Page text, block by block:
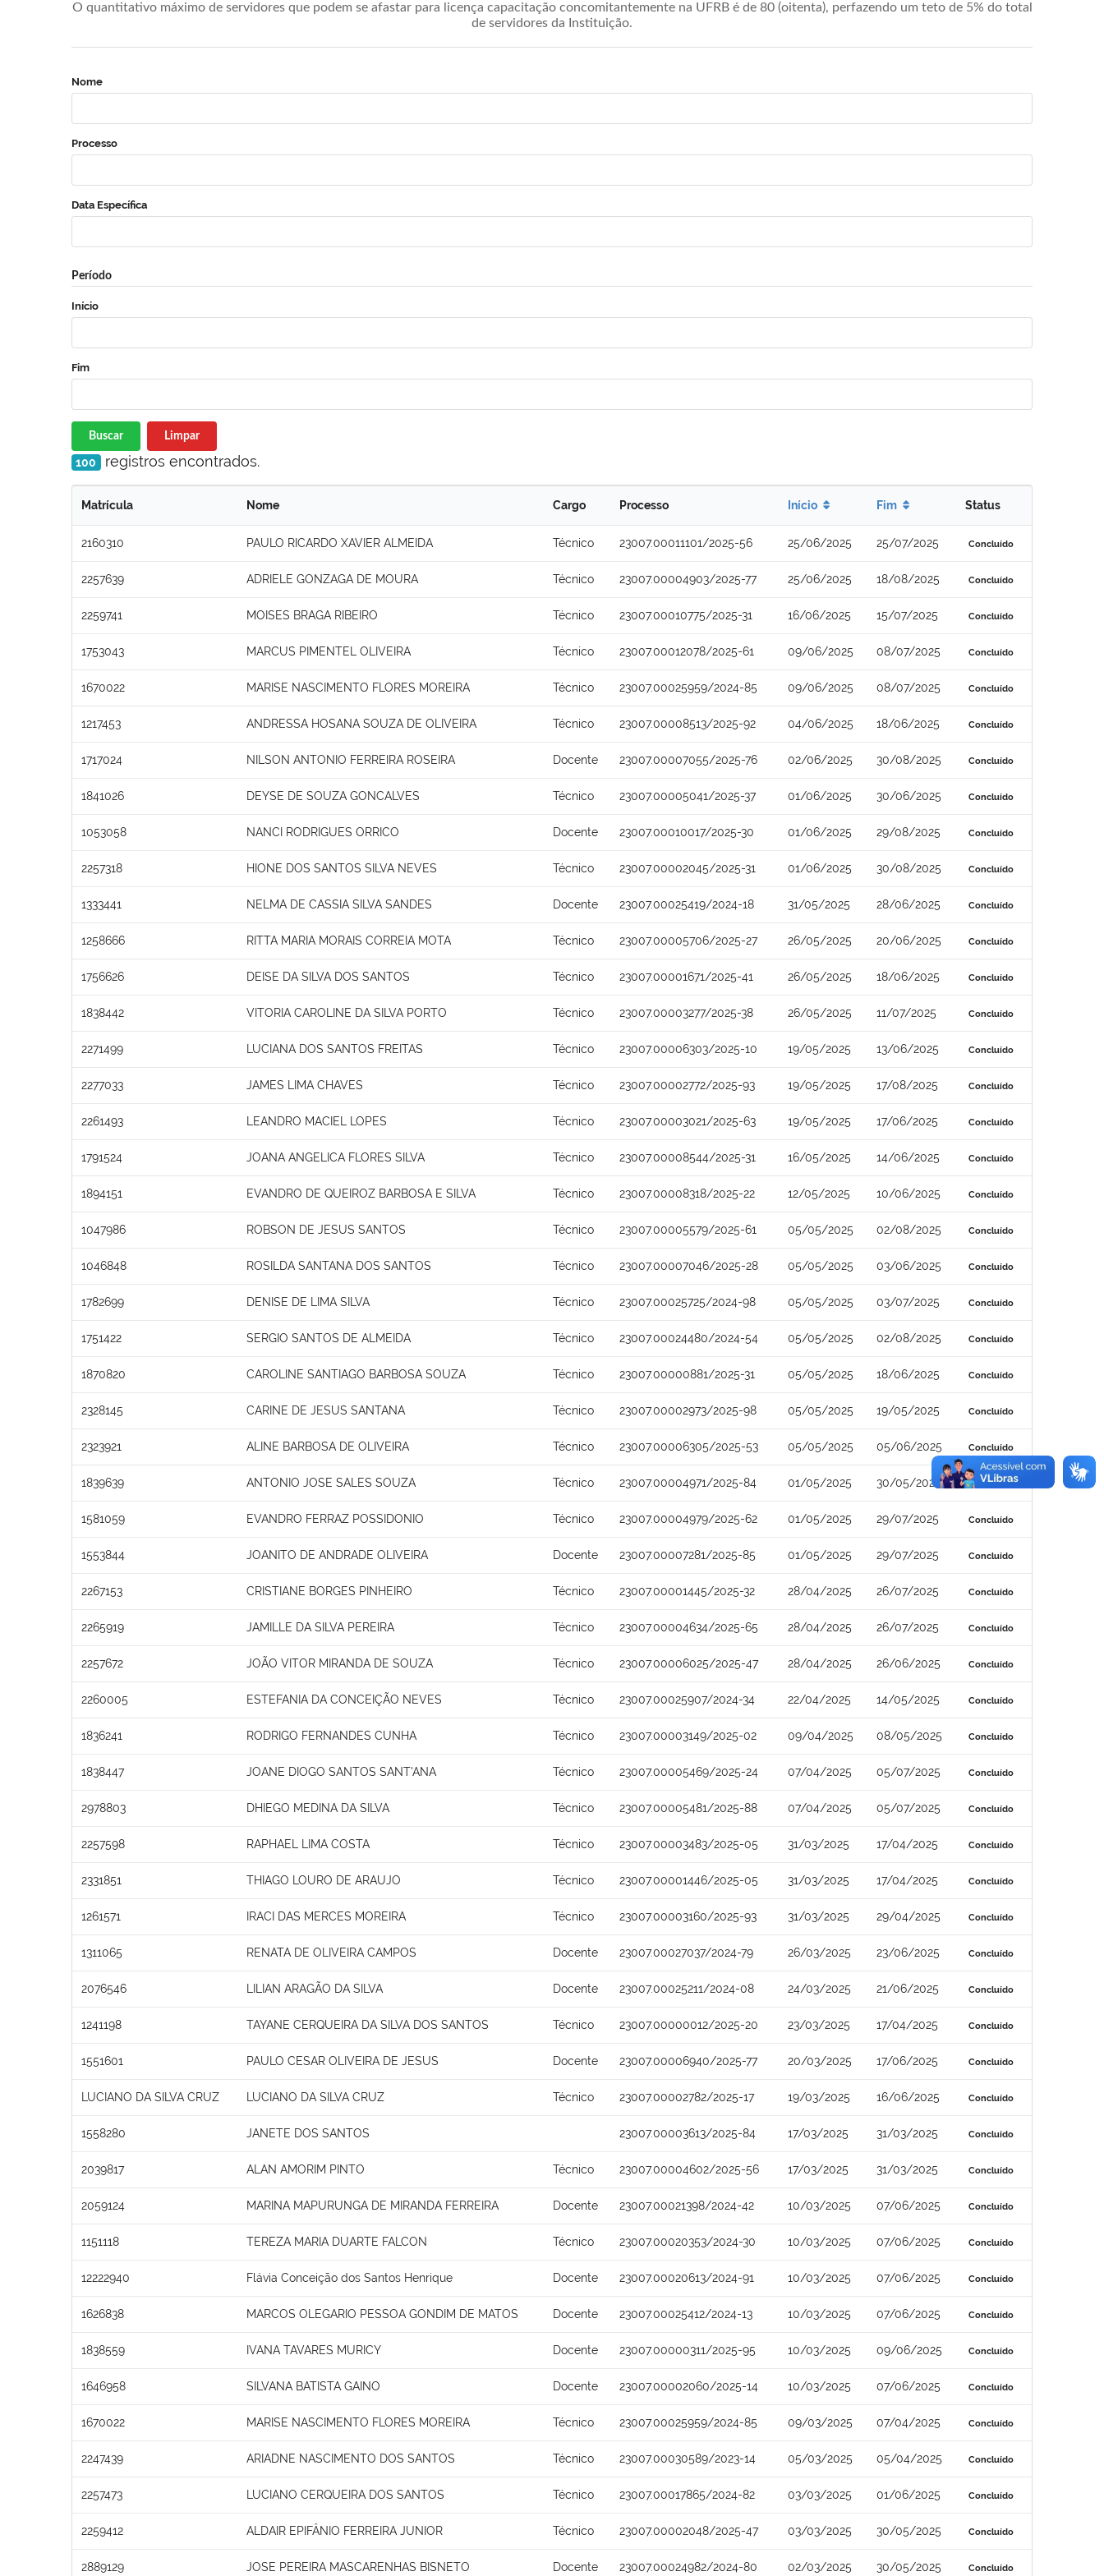
O quantitativo máximo de servidores que podem se afastar para licença capacitação concomitantemente na UFRB é de 80 (oitenta), perfazendo um teto de 5% do total
de servidores da Instituição.
Nome
Processo
Data Específica
Período
Início
Fim
Buscar Limpar
100 registros encontrados.
Matrícula Nome Cargo Processo Início Fim Status
2160310 PAULO RICARDO XAVIER ALMEIDA Técnico 23007.00011101/2025-56 25/06/2025 25/07/2025 Concluído
2257639 ADRIELE GONZAGA DE MOURA Técnico 23007.00004903/2025-77 25/06/2025 18/08/2025 Concluído
2259741 MOISES BRAGA RIBEIRO Técnico 23007.00010775/2025-31 16/06/2025 15/07/2025 Concluído
1753043 MARCUS PIMENTEL OLIVEIRA Técnico 23007.00012078/2025-61 09/06/2025 08/07/2025 Concluído
1670022 MARISE NASCIMENTO FLORES MOREIRA Técnico 23007.00025959/2024-85 09/06/2025 08/07/2025 Concluído
1217453 ANDRESSA HOSANA SOUZA DE OLIVEIRA Técnico 23007.00008513/2025-92 04/06/2025 18/06/2025 Concluído
1717024 NILSON ANTONIO FERREIRA ROSEIRA Docente 23007.00007055/2025-76 02/06/2025 30/08/2025 Concluído
1841026 DEYSE DE SOUZA GONCALVES Técnico 23007.00005041/2025-37 01/06/2025 30/06/2025 Concluído
1053058 NANCI RODRIGUES ORRICO Docente 23007.00010017/2025-30 01/06/2025 29/08/2025 Concluído
2257318 HIONE DOS SANTOS SILVA NEVES Técnico 23007.00002045/2025-31 01/06/2025 30/08/2025 Concluído
1333441 NELMA DE CASSIA SILVA SANDES Docente 23007.00025419/2024-18 31/05/2025 28/06/2025 Concluído
1258666 RITTA MARIA MORAIS CORREIA MOTA Técnico 23007.00005706/2025-27 26/05/2025 20/06/2025 Concluído
1756626 DEISE DA SILVA DOS SANTOS Técnico 23007.00001671/2025-41 26/05/2025 18/06/2025 Concluído
1838442 VITORIA CAROLINE DA SILVA PORTO Técnico 23007.00003277/2025-38 26/05/2025 11/07/2025 Concluído
2271499 LUCIANA DOS SANTOS FREITAS Técnico 23007.00006303/2025-10 19/05/2025 13/06/2025 Concluído
2277033 JAMES LIMA CHAVES Técnico 23007.00002772/2025-93 19/05/2025 17/08/2025 Concluído
2261493 LEANDRO MACIEL LOPES Técnico 23007.00003021/2025-63 19/05/2025 17/06/2025 Concluído
1791524 JOANA ANGELICA FLORES SILVA Técnico 23007.00008544/2025-31 16/05/2025 14/06/2025 Concluído
1894151 EVANDRO DE QUEIROZ BARBOSA E SILVA Técnico 23007.00008318/2025-22 12/05/2025 10/06/2025 Concluído
1047986 ROBSON DE JESUS SANTOS Técnico 23007.00005579/2025-61 05/05/2025 02/08/2025 Concluído
1046848 ROSILDA SANTANA DOS SANTOS Técnico 23007.00007046/2025-28 05/05/2025 03/06/2025 Concluído
1782699 DENISE DE LIMA SILVA Técnico 23007.00025725/2024-98 05/05/2025 03/07/2025 Concluído
1751422 SERGIO SANTOS DE ALMEIDA Técnico 23007.00024480/2024-54 05/05/2025 02/08/2025 Concluído
1870820 CAROLINE SANTIAGO BARBOSA SOUZA Técnico 23007.00000881/2025-31 05/05/2025 18/06/2025 Concluído
2328145 CARINE DE JESUS SANTANA Técnico 23007.00002973/2025-98 05/05/2025 19/05/2025 Concluído
2323921 ALINE BARBOSA DE OLIVEIRA Técnico 23007.00006305/2025-53 05/05/2025 05/06/2025 Concluído
1839639 ANTONIO JOSE SALES SOUZA Técnico 23007.00004971/2025-84 01/05/2025 30/05/2025 Concluído
1581059 EVANDRO FERRAZ POSSIDONIO Técnico 23007.00004979/2025-62 01/05/2025 29/07/2025 Concluído
1553844 JOANITO DE ANDRADE OLIVEIRA Docente 23007.00007281/2025-85 01/05/2025 29/07/2025 Concluído
2267153 CRISTIANE BORGES PINHEIRO Técnico 23007.00001445/2025-32 28/04/2025 26/07/2025 Concluído
2265919 JAMILLE DA SILVA PEREIRA Técnico 23007.00004634/2025-65 28/04/2025 26/07/2025 Concluído
2257672 JOÃO VITOR MIRANDA DE SOUZA Técnico 23007.00006025/2025-47 28/04/2025 26/06/2025 Concluído
2260005 ESTEFANIA DA CONCEIÇÃO NEVES Técnico 23007.00025907/2024-34 22/04/2025 14/05/2025 Concluído
1836241 RODRIGO FERNANDES CUNHA Técnico 23007.00003149/2025-02 09/04/2025 08/05/2025 Concluído
1838447 JOANE DIOGO SANTOS SANT'ANA Técnico 23007.00005469/2025-24 07/04/2025 05/07/2025 Concluído
2978803 DHIEGO MEDINA DA SILVA Técnico 23007.00005481/2025-88 07/04/2025 05/07/2025 Concluído
2257598 RAPHAEL LIMA COSTA Técnico 23007.00003483/2025-05 31/03/2025 17/04/2025 Concluído
2331851 THIAGO LOURO DE ARAUJO Técnico 23007.00001446/2025-05 31/03/2025 17/04/2025 Concluído
1261571 IRACI DAS MERCES MOREIRA Técnico 23007.00003160/2025-93 31/03/2025 29/04/2025 Concluído
1311065 RENATA DE OLIVEIRA CAMPOS Docente 23007.00027037/2024-79 26/03/2025 23/06/2025 Concluído
2076546 LILIAN ARAGÃO DA SILVA Docente 23007.00025211/2024-08 24/03/2025 21/06/2025 Concluído
1241198 TAYANE CERQUEIRA DA SILVA DOS SANTOS Técnico 23007.00000012/2025-20 23/03/2025 17/04/2025 Concluído
1551601 PAULO CESAR OLIVEIRA DE JESUS Docente 23007.00006940/2025-77 20/03/2025 17/06/2025 Concluído
LUCIANO DA SILVA CRUZ LUCIANO DA SILVA CRUZ Técnico 23007.00002782/2025-17 19/03/2025 16/06/2025 Concluído
1558280 JANETE DOS SANTOS 23007.00003613/2025-84 17/03/2025 31/03/2025 Concluído
2039817 ALAN AMORIM PINTO Técnico 23007.00004602/2025-56 17/03/2025 31/03/2025 Concluído
2059124 MARINA MAPURUNGA DE MIRANDA FERREIRA Docente 23007.00021398/2024-42 10/03/2025 07/06/2025 Concluído
1151118 TEREZA MARIA DUARTE FALCON Técnico 23007.00020353/2024-30 10/03/2025 07/06/2025 Concluído
12222940 Flávia Conceição dos Santos Henrique Docente 23007.00020613/2024-91 10/03/2025 07/06/2025 Concluído
1626838 MARCOS OLEGARIO PESSOA GONDIM DE MATOS Docente 23007.00025412/2024-13 10/03/2025 07/06/2025 Concluído
1838559 IVANA TAVARES MURICY Docente 23007.00000311/2025-95 10/03/2025 09/06/2025 Concluído
1646958 SILVANA BATISTA GAINO Docente 23007.00002060/2025-14 10/03/2025 07/06/2025 Concluído
1670022 MARISE NASCIMENTO FLORES MOREIRA Técnico 23007.00025959/2024-85 09/03/2025 07/04/2025 Concluído
2247439 ARIADNE NASCIMENTO DOS SANTOS Técnico 23007.00030589/2023-14 05/03/2025 05/04/2025 Concluído
2257473 LUCIANO CERQUEIRA DOS SANTOS Técnico 23007.00017865/2024-82 03/03/2025 01/06/2025 Concluído
2259412 ALDAIR EPIFÂNIO FERREIRA JUNIOR Técnico 23007.00002048/2025-47 03/03/2025 30/05/2025 Concluído
2889129 JOSE PEREIRA MASCARENHAS BISNETO Docente 23007.00024982/2024-80 02/03/2025 30/05/2025 Concluído